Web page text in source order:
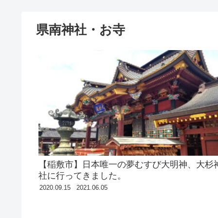
県南神社・お寺
【稲敷市】日本唯一の夢むすび大明神、大杉
社に行ってきました。
2020.09.15 2021.06.05